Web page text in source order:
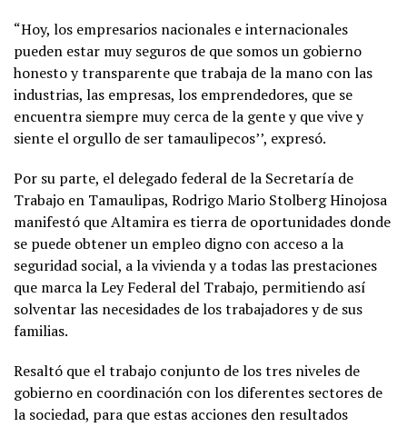
“Hoy, los empresarios nacionales e internacionales
pueden estar muy seguros de que somos un gobierno
honesto y transparente que trabaja de la mano con las
industrias, las empresas, los emprendedores, que se
encuentra siempre muy cerca de la gente y que vive y
siente el orgullo de ser tamaulipecos’’, expresó.
Por su parte, el delegado federal de la Secretaría de
Trabajo en Tamaulipas, Rodrigo Mario Stolberg Hinojosa
manifestó que Altamira es tierra de oportunidades donde
se puede obtener un empleo digno con acceso a la
seguridad social, a la vivienda y a todas las prestaciones
que marca la Ley Federal del Trabajo, permitiendo así
solventar las necesidades de los trabajadores y de sus
familias.
Resaltó que el trabajo conjunto de los tres niveles de
gobierno en coordinación con los diferentes sectores de
la sociedad, para que estas acciones den resultados